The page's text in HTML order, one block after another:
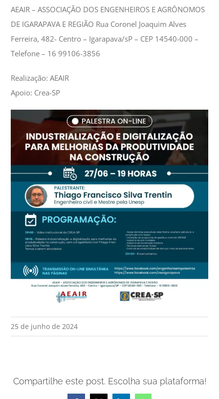
AEAIR – ASSOCIAÇÃO DOS ENGENHEIROS E AGRÔNOMOS
DE IGARAPAVA E REGIÃO Rua Coronel Joaquim Alves
Ferreira, 482- Centro – Igarapava/sP – CEP 14540-000 –
Telefone – 16 99106-3856
Realização: AEAIR
Apoio: Crea-SP
25 de junho de 2024
Compartilhe este post. Escolha sua plataforma!